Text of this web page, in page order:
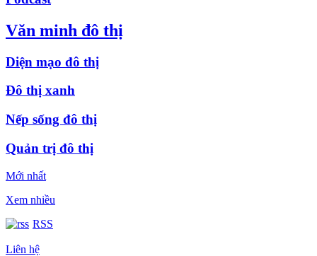
Văn minh đô thị
Diện mạo đô thị
Đô thị xanh
Nếp sống đô thị
Quản trị đô thị
Mới nhất
Xem nhiều
RSS
Liên hệ